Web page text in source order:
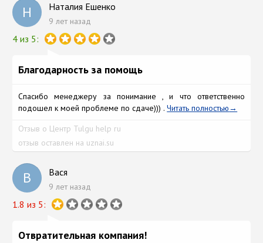
Н Наталия Ешенко
9 лет назад
4 из 5:
Благодарность за помощь
Спасибо менеджеру за понимание , и что ответственно
подошел к моей проблеме по сдаче))) .Читать полностью
Отзыв о Центр Tulgu help ru
отзыв оставлен на uznai.su
В Вася
9 лет назад
1.8 из 5:
Отвратительная компания!